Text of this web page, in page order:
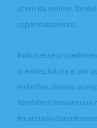
útero da mulher.
espermatozoides.
Indico esse
gravidez futura e, por
embriões, óvulos ou
Também é comum que
fecundado durante